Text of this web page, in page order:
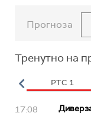
Прогноза
Тренутно на
РТС 1
17:08